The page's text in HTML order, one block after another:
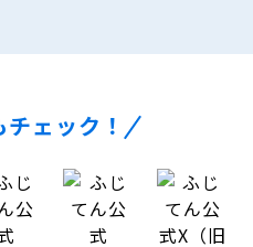
ェック！